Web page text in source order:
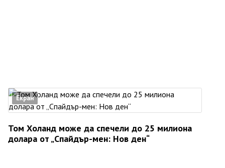
Екран
Том Холанд може да спечели до 25 милиона
долара от „Спайдър-мен: Нов ден“